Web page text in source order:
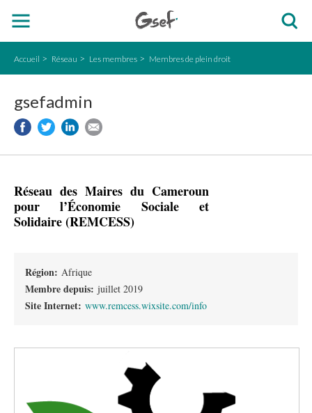
Accueil Réseau Les membres Membres de plein droit
gsefadmin
Réseau des Maires du Cameroun
pour l’Économie Sociale et
Solidaire (REMCESS)
Région: Afrique
Membre depuis: juillet 2019
Site Internet: www.remcess.wixsite.com/info